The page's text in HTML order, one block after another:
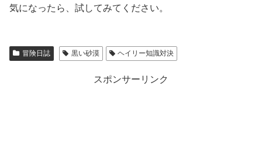
気になったら、試してみてください。
冒険日誌 黒い砂漠 ヘイリー知識対決
スポンサーリンク